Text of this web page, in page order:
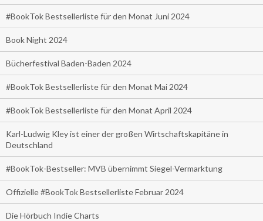
#BookTok Bestsellerliste für den Monat Juni 2024
Book Night 2024
Bücherfestival Baden-Baden 2024
#BookTok Bestsellerliste für den Monat Mai 2024
#BookTok Bestsellerliste für den Monat April 2024
Karl-Ludwig Kley ist einer der großen Wirtschaftskapitäne in
Deutschland
#BookTok-Bestseller: MVB übernimmt Siegel-Vermarktung
Offizielle #BookTok Bestsellerliste Februar 2024
Die Hörbuch Indie Charts